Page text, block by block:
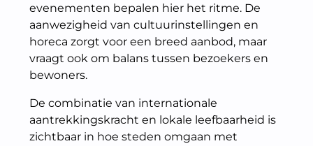
evenementen bepalen hier het ritme. De
aanwezigheid van cultuurinstellingen en
horeca zorgt voor een breed aanbod, maar
vraagt ook om balans tussen bezoekers en
bewoners.
De combinatie van internationale
aantrekkingskracht en lokale leefbaarheid is
zichtbaar in hoe steden omgaan met